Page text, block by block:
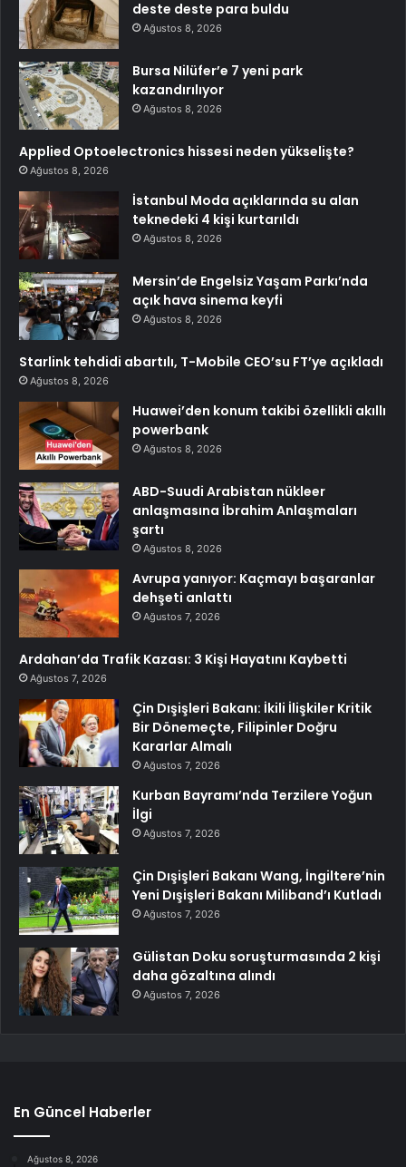
deste deste para buldu
Ağustos 8, 2026
Bursa Nilüfer’e 7 yeni park
kazandırılıyor
Ağustos 8, 2026
Applied Optoelectronics hissesi neden yükselişte?
Ağustos 8, 2026
İstanbul Moda açıklarında su alan
teknedeki 4 kişi kurtarıldı
Ağustos 8, 2026
Mersin’de Engelsiz Yaşam Parkı’nda
açık hava sinema keyfi
Ağustos 8, 2026
Starlink tehdidi abartılı, T-Mobile CEO’su FT’ye açıkladı
Ağustos 8, 2026
Huawei’den konum takibi özellikli akıllı
powerbank
Ağustos 8, 2026
ABD-Suudi Arabistan nükleer
anlaşmasına İbrahim Anlaşmaları
şartı
Ağustos 8, 2026
Avrupa yanıyor: Kaçmayı başaranlar
dehşeti anlattı
Ağustos 7, 2026
Ardahan’da Trafik Kazası: 3 Kişi Hayatını Kaybetti
Ağustos 7, 2026
Çin Dışişleri Bakanı: İkili İlişkiler Kritik
Bir Dönemeçte, Filipinler Doğru
Kararlar Almalı
Ağustos 7, 2026
Kurban Bayramı’nda Terzilere Yoğun
İlgi
Ağustos 7, 2026
Çin Dışişleri Bakanı Wang, İngiltere’nin
Yeni Dışişleri Bakanı Miliband’ı Kutladı
Ağustos 7, 2026
Gülistan Doku soruşturmasında 2 kişi
daha gözaltına alındı
Ağustos 7, 2026
En Güncel Haberler
Ağustos 8, 2026